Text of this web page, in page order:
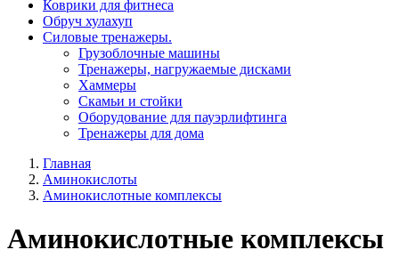
Коврики для фитнеса
Обруч хулахуп
Силовые тренажеры.
Грузоблочные машины
Тренажеры, нагружаемые дисками
Хаммеры
Скамьи и стойки
Оборудование для пауэрлифтинга
Тренажеры для дома
Главная
Аминокислоты
Аминокислотные комплексы
Аминокислотные комплексы